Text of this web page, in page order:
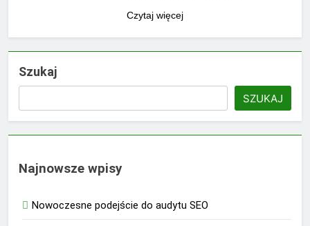
Czytaj więcej
Szukaj
SZUKAJ
Najnowsze wpisy
Nowoczesne podejście do audytu SEO